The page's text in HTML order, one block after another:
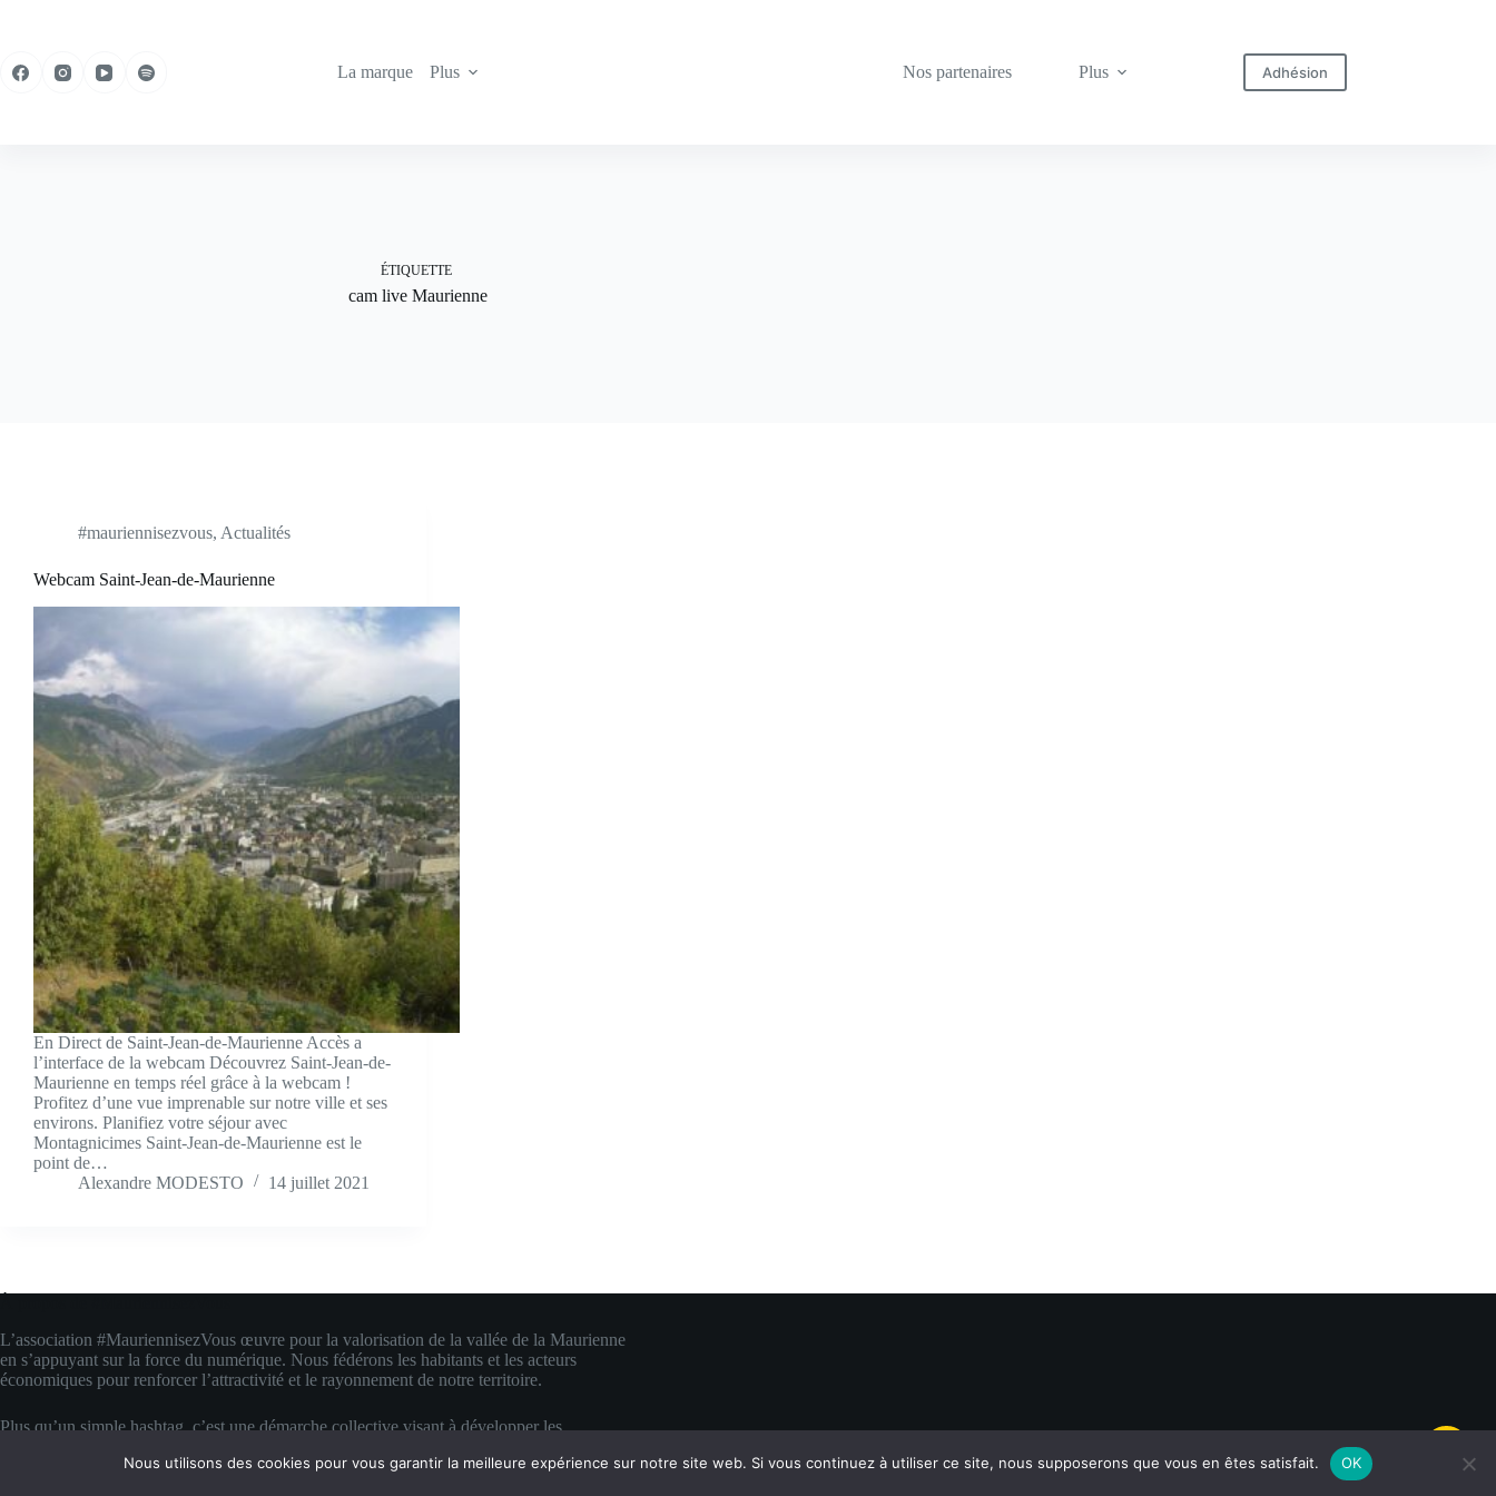
La marque
Plus Nos partenaires Plus Adhésion
ÉTIQUETTE
cam live Maurienne
#mauriennisezvous, Actualités
Webcam Saint-Jean-de-Maurienne
En Direct de Saint-Jean-de-Maurienne Accès a
l’interface de la webcam Découvrez Saint-Jean-de-
Maurienne en temps réel grâce à la webcam !
Profitez d’une vue imprenable sur notre ville et ses
environs. Planifiez votre séjour avec
Montagnicimes Saint-Jean-de-Maurienne est le
point de…
Alexandre MODESTO
14 juillet 2021
L’association #MauriennisezVous œuvre pour la valorisation de la vallée de la Maurienne
en s’appuyant sur la force du numérique. Nous fédérons les habitants et les acteurs
économiques pour renforcer l’attractivité et le rayonnement de notre territoire.
Plus qu’un simple hashtag, c’est une démarche collective visant à développer les
concrète pour faire rayonner la Maurienne bien au-delà de ses montagnes.
Nous utilisons des cookies pour vous garantir la meilleure expérience sur notre site web. Si vous continuez à utiliser ce site, nous supposerons que vous en êtes satisfait. OK